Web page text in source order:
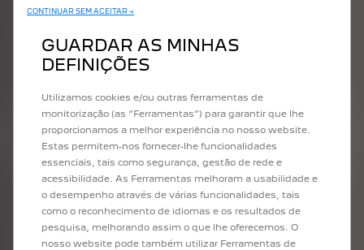
UMA PLATAFORMA DE
RESERVAS
ESPECIFICAMENTE
DESENVOLVIDA PARA
O SEU NEGÓCIO
Após subscrever o contrato Free2Move Rent, a sua
empresa receberá os códigos de acesso para reservar o
aluguer do seu veículo de serviço a partir diretamente seu
perfil online.
CONTINUAR SEM ACEITAR →
GUARDAR AS MINHAS
DEFINIÇÕES
Utilizamos cookies e/ou outras ferramentas de
monitorização (as “Ferramentas”) para garantir que lhe
proporcionamos a melhor experiência no nosso website.
Estas permitem-nos fornecer-lhe funcionalidades
essenciais, tais como segurança, gestão de rede e
acessibilidade. As Ferramentas melhoram a usabilidade e
o desempenho através de várias funcionalidades, tais
como o reconhecimento de idiomas e os resultados de
pesquisa, melhorando assim o que lhe oferecemos. O
nosso website pode também utilizar Ferramentas de